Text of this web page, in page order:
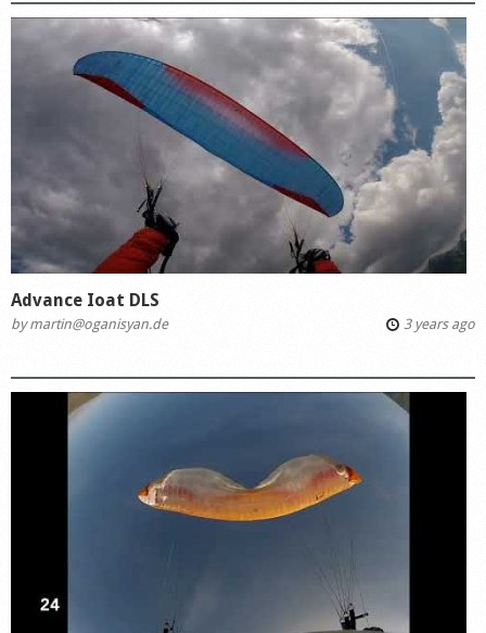
Advance Ioat DLS
bymartin@oganisyan.de 3 years ago